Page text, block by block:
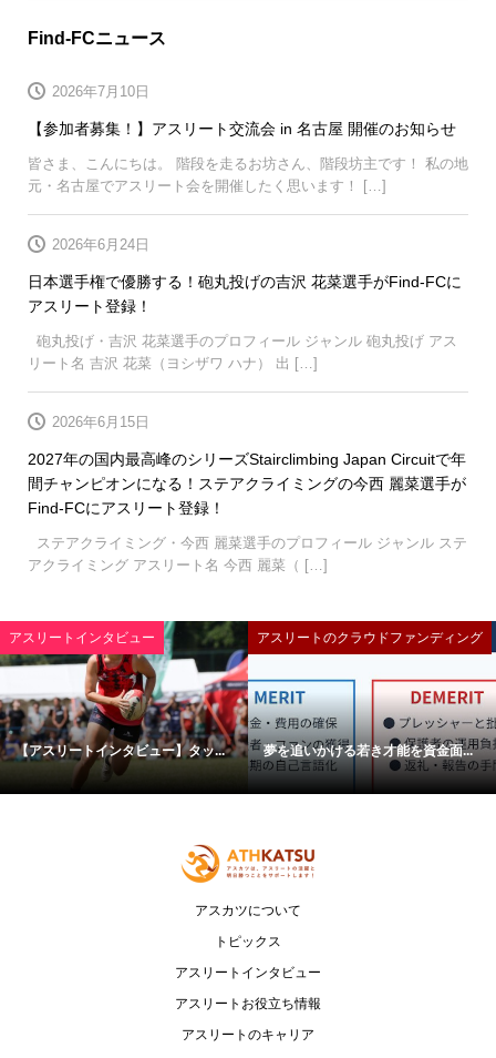
Find-FCニュース
【参加者募集！】アスリート交流会 in 名古屋 開催のお知らせ
2026年7月10日
皆さま、こんにちは。 階段を走るお坊さん、階段坊主です！ 私の地
元・名古屋でアスリート会を開催したく思います！ […]
日本選手権で優勝する！砲丸投げの吉沢 花菜選手がFind-FCに
アスリート登録！
2026年6月24日
砲丸投げ・吉沢 花菜選手のプロフィール ジャンル 砲丸投げ アス
リート名 吉沢 花菜（ヨシザワ ハナ） 出 […]
2027年の国内最高峰のシリーズStairclimbing Japan Circuitで年
間チャンピオンになる！ステアクライミングの今西 麗菜選手が
Find-FCにアスリート登録！
2026年6月15日
ステアクライミング・今西 麗菜選手のプロフィール ジャンル ステ
アクライミング アスリート名 今西 麗菜（ […]
アスリートインタビュー
【アスリートインタビュー】タッ...
アスリートのクラウドファンディング
夢を追いかける若き才能を資金面...
アスカツについて
トピックス
アスリートインタビュー
アスリートお役立ち情報
アスリートのキャリア